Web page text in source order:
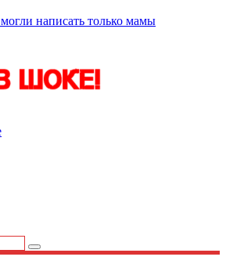
написать только мамы